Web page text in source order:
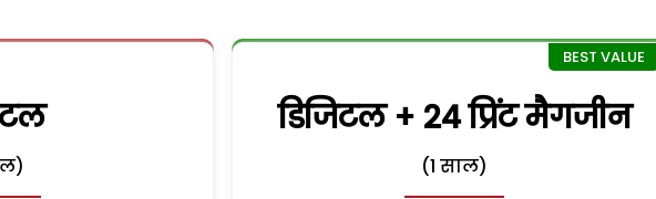
डिजिटल + 24 प्रिंट मैगजीन
(1 साल)